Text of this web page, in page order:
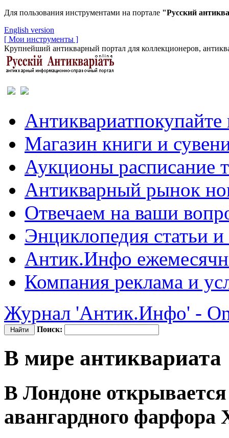
Для пользования инструментами на портале "Русский
English version
[ Мои инструменты ]
Крупнейший антикварный портал для коллекционеров,
Антиквариатпокупайте
Магазин книги и
Аукционы расписание
Антикварный рынок
Отвечаем на ваши
Энциклопедия статьи
Антик.Инфо
Компания реклама и
Журнал 'Антик.Инфо' -
Поиск:
В мире антиквариата
В Лондоне
авангардного фарфора